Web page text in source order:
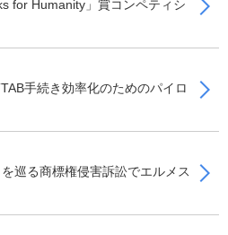
for Humanity」賞コンペティシ
手続き効率化のためのパイロ
巡る商標権侵害訴訟でエルメス